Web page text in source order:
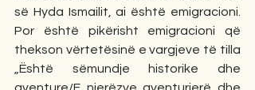
së Hyda Ismailit, ai është emigracioni.
Por është pikërisht emigracioni që
thekson vërtetësinë e vargjeve të tilla
„Është sëmundje historike dhe
aventure/E njerëzve aventurierë dhe